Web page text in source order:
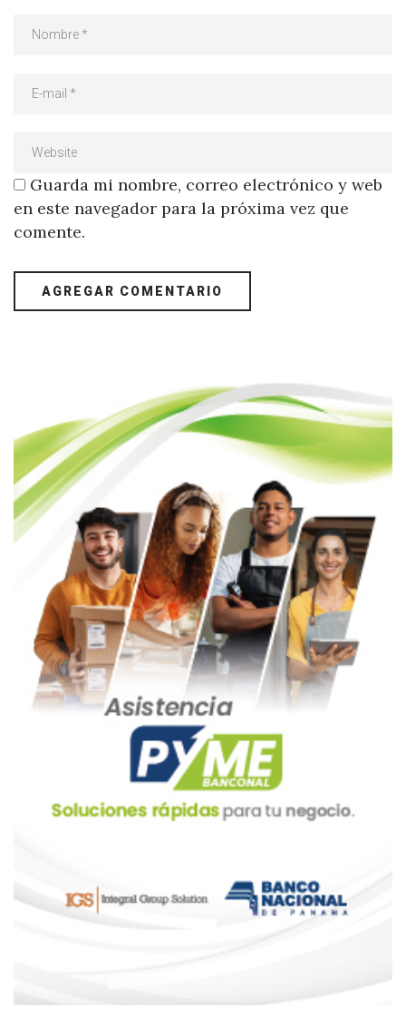
Guarda mi nombre, correo electrónico y web
en este navegador para la próxima vez que
comente.